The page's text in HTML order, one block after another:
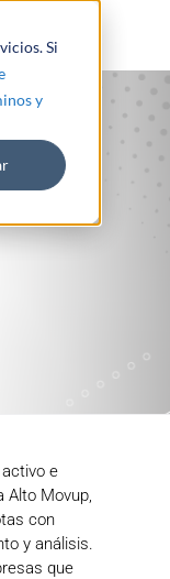
Si
y
e
Alto Movup,
con
y análisis.
que